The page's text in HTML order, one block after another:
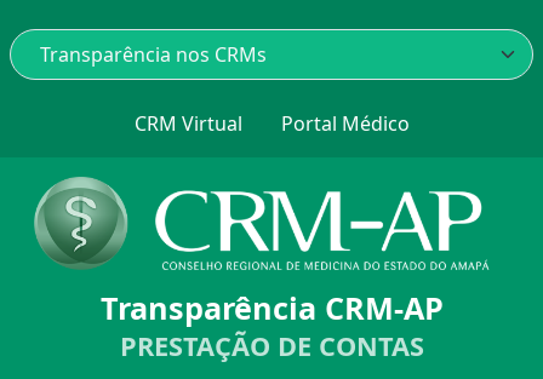
CRM Virtual Portal Médico
Transparência CRM-AP
PRESTAÇÃO DE CONTAS